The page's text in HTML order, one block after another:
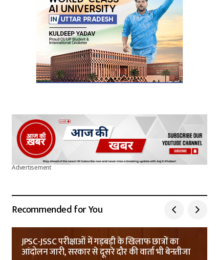
Advertisement
Recommended for You
JPSC-JSSC परीक्षाओं में गड़बड़ी के खिलाफ छात्रों का
आंदोलन जारी, सरकार से दूसरे दौर की वार्ता भी बेनतीजा